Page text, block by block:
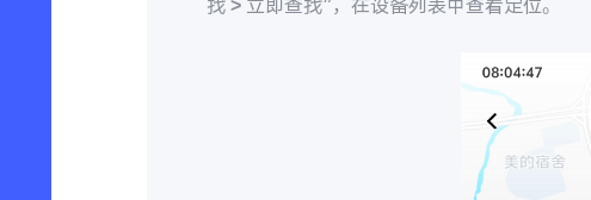
找 > 立即查找”，在设备列表中查看定位。